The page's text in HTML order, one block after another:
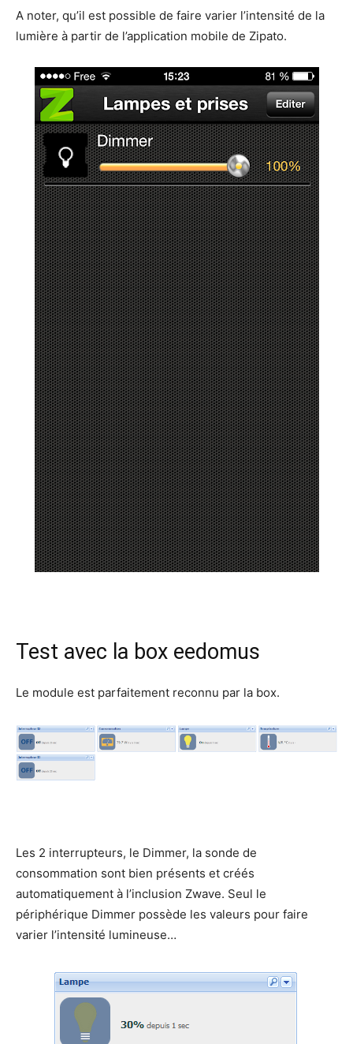
A noter, qu’il est possible de faire varier l’intensité de la
lumière à partir de l’application mobile de Zipato.
Test avec la box eedomus
Le module est parfaitement reconnu par la box.
Les 2 interrupteurs, le Dimmer, la sonde de
consommation sont bien présents et créés
automatiquement à l’inclusion Zwave. Seul le
périphérique Dimmer possède les valeurs pour faire
varier l’intensité lumineuse…